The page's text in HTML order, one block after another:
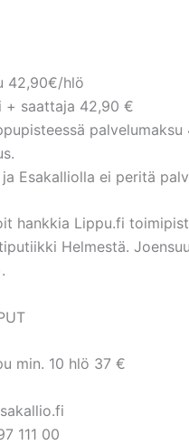
42,90€/hlö
+ saattaja 42,90 €
ja Esakalliolla ei peritä
hankkia Lippu.fi
Helmestä.
min. 10 hlö 37 €
111 00